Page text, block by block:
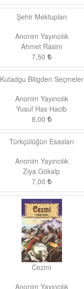
Şehir Mektupları
Anonim Yayıncılık
Ahmet Rasim
7,50
Kutadgu Biligden Seçmeler
Anonim Yayıncılık
Yusuf Has Hacib
8,00
Türkçülüğün Esasları
Anonim Yayıncılık
Ziya Gökalp
7,00
Cezmi
Anonim Yayıncılık